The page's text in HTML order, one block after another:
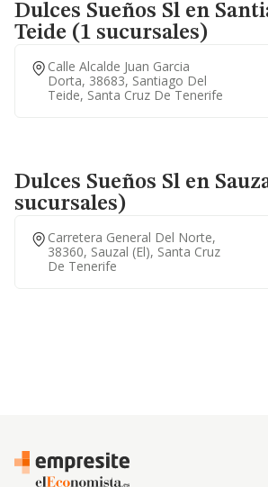
Dulces Sueños Sl en
Teide (1 sucursales)
Calle Alcalde Juan Garcia
Dorta, 38683, Santiago Del
Teide, Santa Cruz De Tenerife
Dulces Sueños Sl en
sucursales)
Carretera General Del Norte,
38360, Sauzal (el), Santa Cruz
De Tenerife